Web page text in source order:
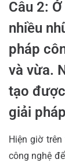
Câu 2:
nhiều
pháp
và vừa.
tạo
giải
Hiện giờ
công nghệ